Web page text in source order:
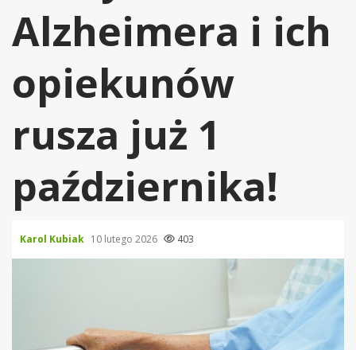
Alzheimera i ich
opiekunów
rusza już 1
października!
Karol Kubiak 10 lutego 2026 403